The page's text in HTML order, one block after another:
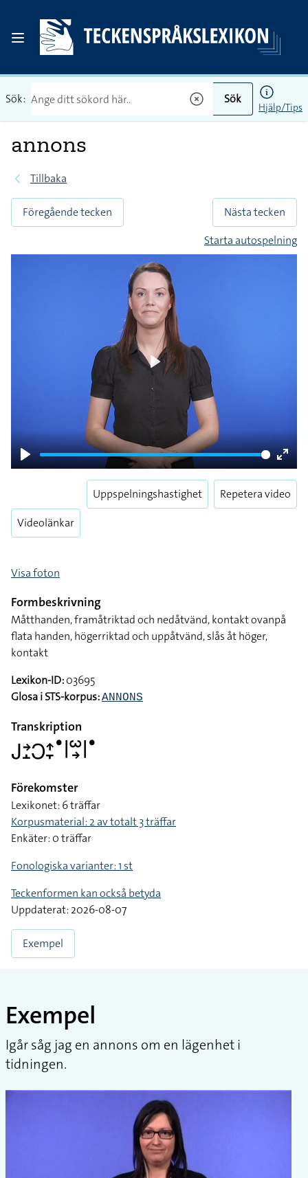
Sök: Sök
Hjälp/Tips
annons
Tillbaka
Föregående tecken
Nästa tecken
Starta autospelning
Play
Enter
Videolänkar
Uppspelningshastighet Repetera video
Visa foton
Formbeskrivning
Måtthanden, framåtriktad och nedåtvänd, kontakt ovanpå
flata handen, högerriktad och uppåtvänd, slås åt höger,
kontakt
Lexikon-ID:03695
Glosa i STS-korpus:ANNONS
Transkription
􌤢􌥔􌤸􌥋􌤴􌥙􌤟􌥼􌥱􌥽􌥼􌤟
Förekomster
Lexikonet: 6 träffar
Korpusmaterial: 2 av totalt 3 träffar
Enkäter: 0 träffar
Fonologiska varianter: 1 st
Teckenformen kan också betyda
Uppdaterat: 2026-08-07
Exempel
Exempel
Igår såg jag en annons om en lägenhet i
tidningen.